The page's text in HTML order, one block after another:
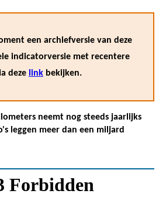
een archiefversie van deze
indicatorversie met recentere
deze link bekijken.
neemt nog steeds jaarlijks
leggen meer dan een miljard